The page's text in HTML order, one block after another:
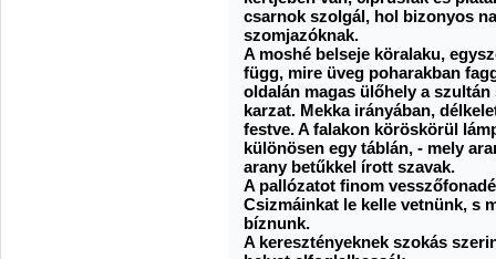
csarnok szolgál, hol bizonyos
szomjazóknak.
A moshé belseje köralaku,
függ, mire üveg poharakban
oldalán magas ülőhely a
karzat. Mekka irányában,
festve. A falakon köröskörül
különösen egy táblán, - mely
arany betűkkel írott szavak.
A pallózatot finom
Csizmáinkat le kelle vetnünk, s
bíznunk.
A keresztényeknek szokás